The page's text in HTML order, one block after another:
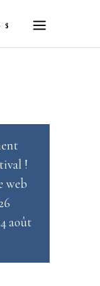
$
!
web
août